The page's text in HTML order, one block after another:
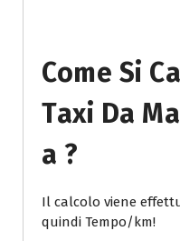
Come Si
Taxi Da
A ?
Il calcolo viene
quindi Tempo/km!